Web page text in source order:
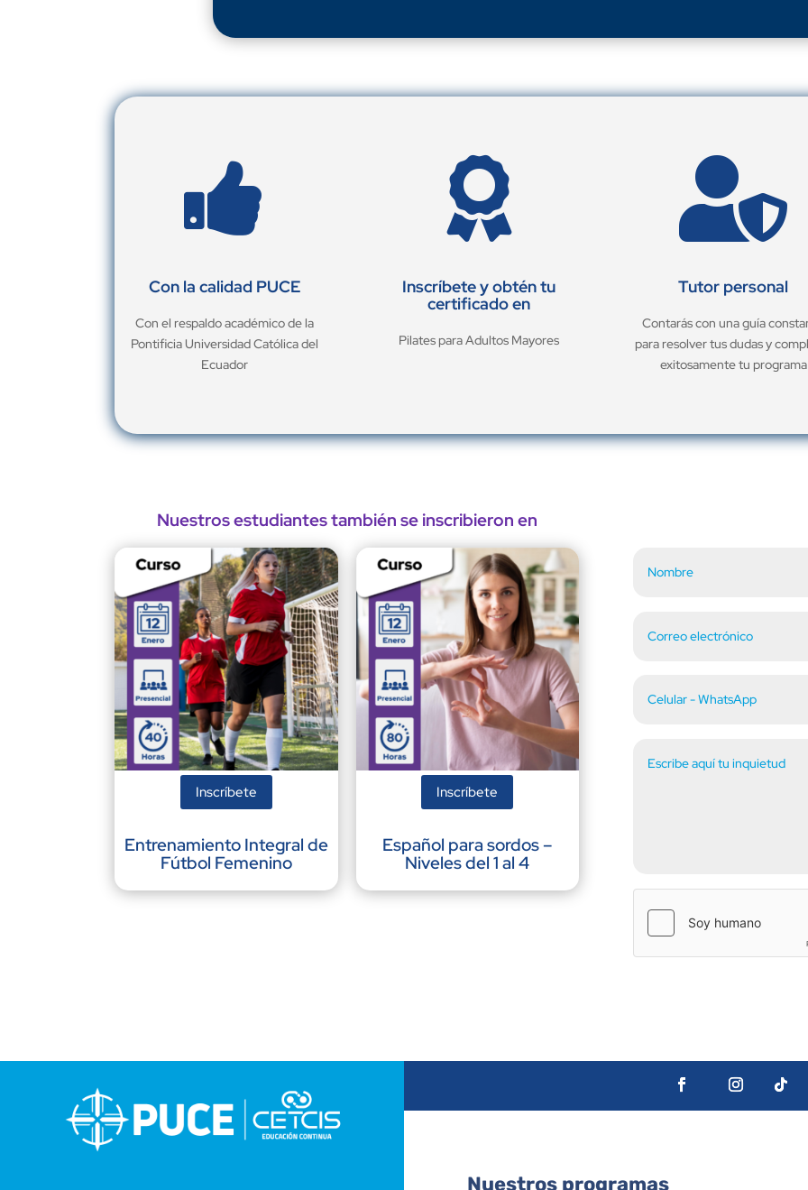

Con la calidad PUCE
Con el respaldo académico de la
Pontificia Universidad Católica del
Ecuador

Inscríbete y obtén tu
certificado en
Pilates para Adultos Mayores

Tutor personal
Contarás con una guía
para resolver tus dudas y
exitosamente tu programa
Nuestros estudiantes también se inscribieron en
Inscríbete
Entrenamiento Integral de
Fútbol Femenino
Inscríbete
Español para sordos –
Niveles del 1 al 4
Nuestros programas